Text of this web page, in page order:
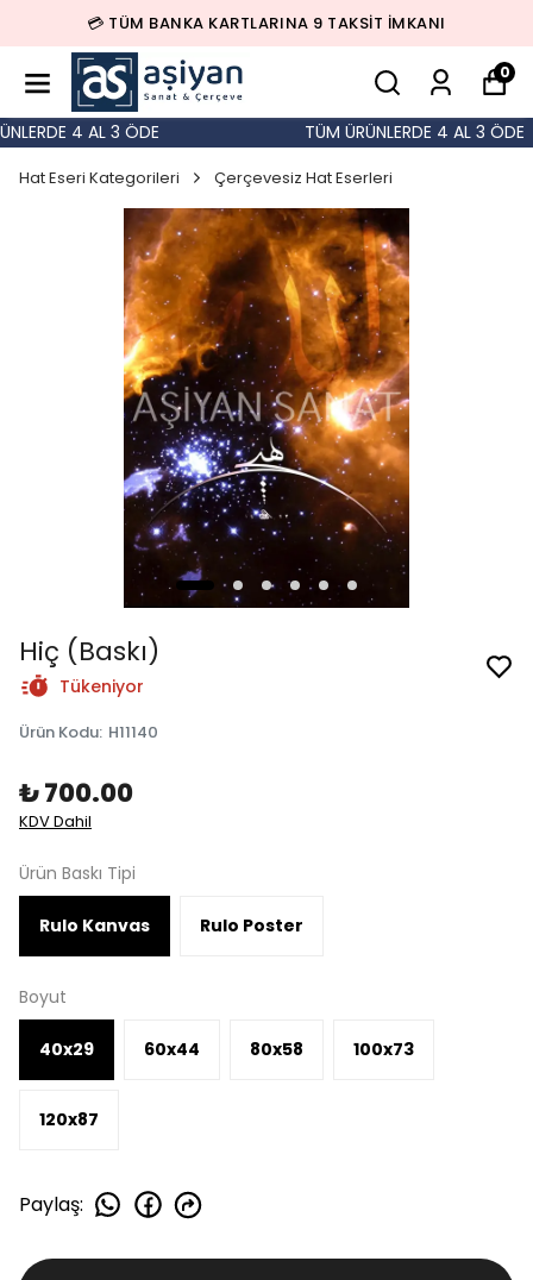
💳 TÜM BANKA KARTLARINA 9 TAKSİT İMKANI
0
4 AL 3 ÖDE TÜM ÜRÜNLERDE 4 AL 3 ÖDE
Hat Eseri Kategorileri Çerçevesiz Hat Eserleri
Hiç (Baskı)
Tükeniyor
Ürün Kodu: H11140
₺ 700.00
KDV Dahil
Ürün Baskı Tipi
Rulo Kanvas Rulo Poster
Boyut
40x29 60x44 80x58 100x73
120x87
Paylaş: